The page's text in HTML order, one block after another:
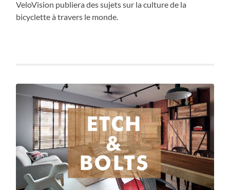
VeloVision publiera des sujets sur la culture de la
bicyclette à travers le monde.